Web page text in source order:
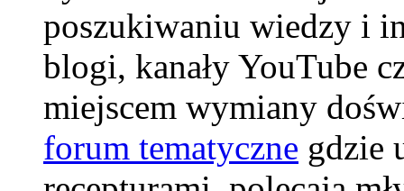
poszukiwaniu wiedzy i
blogi, kanały YouTube
miejscem wymiany
forum tematyczne gdzie